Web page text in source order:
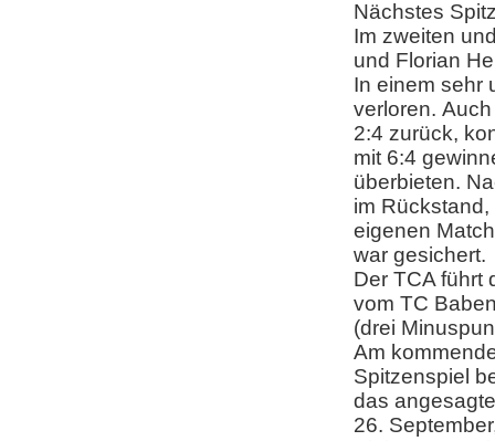
Nächstes
Im zweiten
und Florian
In einem sehr
verloren.
2:4 zurück,
mit 6:4
überbieten.
im
eigenen
war gesichert.
Der TCA führt
vom TC
(drei
Am
Spitzenspiel
das
26.